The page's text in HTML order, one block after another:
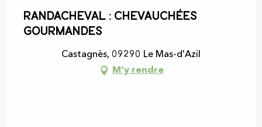
Randacheval : chevauchées
gourmandes
Castagnès, 09290 Le Mas-d'Azil
M'y rendre